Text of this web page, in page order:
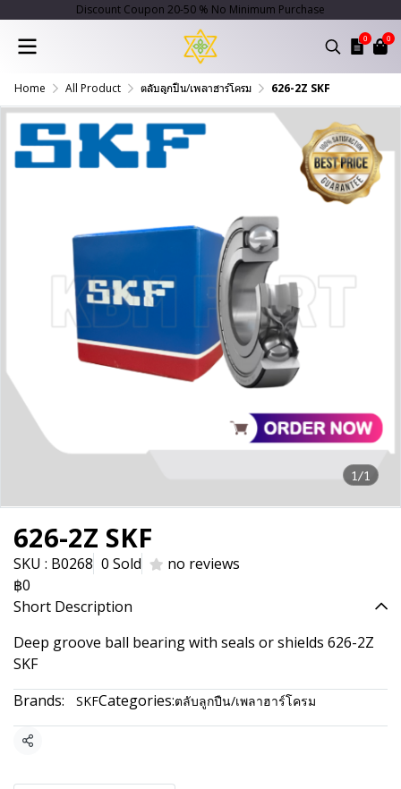
Discount Coupon 20-50 % No Minimum Purchase
0 0
Home All Product ตลับลูกปืน/เพลาฮาร์โครม 626-2Z SKF
1/1
626-2Z SKF
SKU : B0268 0 Sold
no reviews
฿0
Short Description
Deep groove ball bearing with seals or shields 626-2Z
SKF
Brands:
SKFCategories:ตลับลูกปืน/เพลาฮาร์โครม
Share